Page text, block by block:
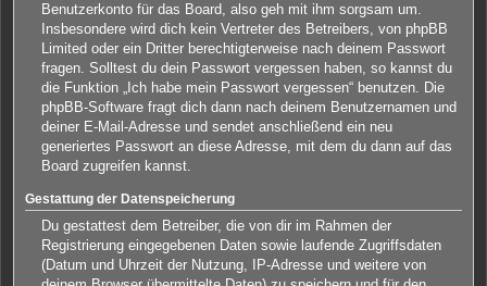
Benutzerkonto für das Board, also geh mit ihm sorgsam um.
Insbesondere wird dich kein Vertreter des Betreibers, von phpBB
Limited oder ein Dritter berechtigterweise nach deinem Passwort
fragen. Solltest du dein Passwort vergessen haben, so kannst du
die Funktion „Ich habe mein Passwort vergessen“ benutzen. Die
phpBB-Software fragt dich dann nach deinem Benutzernamen und
deiner E-Mail-Adresse und sendet anschließend ein neu
generiertes Passwort an diese Adresse, mit dem du dann auf das
Board zugreifen kannst.
Gestattung der Datenspeicherung
Du gestattest dem Betreiber, die von dir im Rahmen der
Registrierung eingegebenen Daten sowie laufende Zugriffsdaten
(Datum und Uhrzeit der Nutzung, IP-Adresse und weitere von